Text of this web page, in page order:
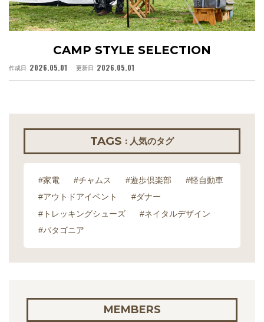
CAMP STYLE SELECTION
作成日 2026.05.01 更新日 2026.05.01
TAGS : 人気のタグ
#家電 #チャムス #遊歩倶楽部
#軽自動車
#アウトドアイベント
#ダナー
#トレッキングシューズ
#ネイタルデザイン
#パタゴニア
MEMBERS